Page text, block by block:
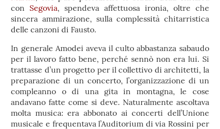
con Segovia, spendeva affettuosa ironia, oltre che
sincera ammirazione, sulla complessità chitarristica
delle canzoni di Fausto.
In generale Amodei aveva il culto abbastanza sabaudo
per il lavoro fatto bene, perché sennò non era lui. Si
trattasse d’un progetto per il collettivo di architetti, la
preparazione di un concerto, l’organizzazione di un
compleanno o di una gita in montagna, le cose
andavano fatte come si deve. Naturalmente ascoltava
molta musica: era abbonato ai concerti dell’Unione
musicale e frequentava l’Auditorium di via Rossini per